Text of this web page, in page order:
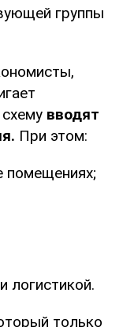
группы
вводят
При этом:
помещениях;
логистикой.
только